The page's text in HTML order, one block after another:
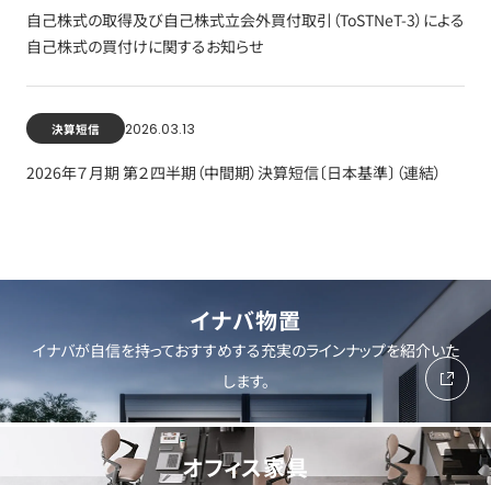
自己株式の取得及び自己株式立会外買付取引（ToSTNeT-3）による
自己株式の買付けに関するお知らせ
決算短信 2026.03.13
2026年７月期 第２四半期（中間期）決算短信〔日本基準〕（連結）
イナバ物置
イナバが自信を持っておすすめする充実のラインナップを紹介いた
します。
オフィス家具